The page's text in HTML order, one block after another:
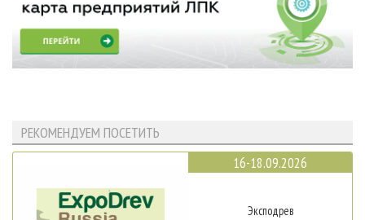
РЕКОМЕНДУЕМ ПОСЕТИТЬ
16-18.09.2026
Эксподрев